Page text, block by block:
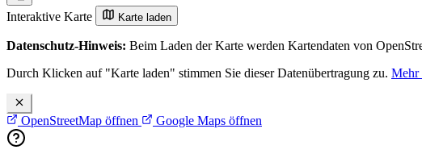
Interaktive Karte Karte laden
Datenschutz-Hinweis: Beim Laden der Karte werden Kartendaten von
Durch Klicken auf "Karte laden" stimmen Sie dieser Datenübertragung zu. Mehr
OpenStreetMap öffnen Google Maps öffnen